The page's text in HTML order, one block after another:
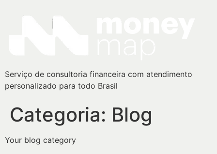
Serviço de consultoria financeira com atendimento
personalizado para todo Brasil
Categoria: Blog
Your blog category